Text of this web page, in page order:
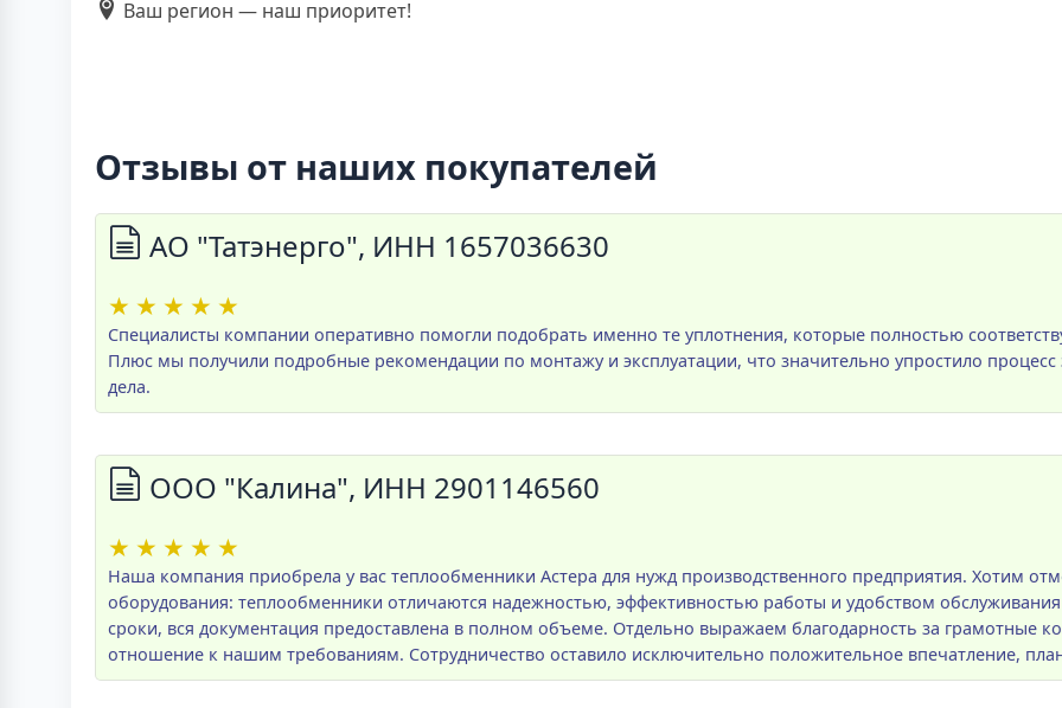
Ваш регион — наш приоритет!
Отзывы от наших покупателей
АО "Татэнерго", ИНН 1657036630
★ ★ ★ ★ ★
Специалисты компании оперативно помогли подобрать именно те уплотнения, которые полностью
Плюс мы получили подробные рекомендации по монтажу и эксплуатации, что значительно упростило
дела.
ООО "Калина", ИНН 2901146560
★ ★ ★ ★ ★
Наша компания приобрела у вас теплообменники Астера для нужд производственного предприятия. Хотим
оборудования: теплообменники отличаются надежностью, эффективностью работы и удобством
сроки, вся документация предоставлена в полном объеме. Отдельно выражаем благодарность за грамотные
отношение к нашим требованиям. Сотрудничество оставило исключительно положительное впечатление,